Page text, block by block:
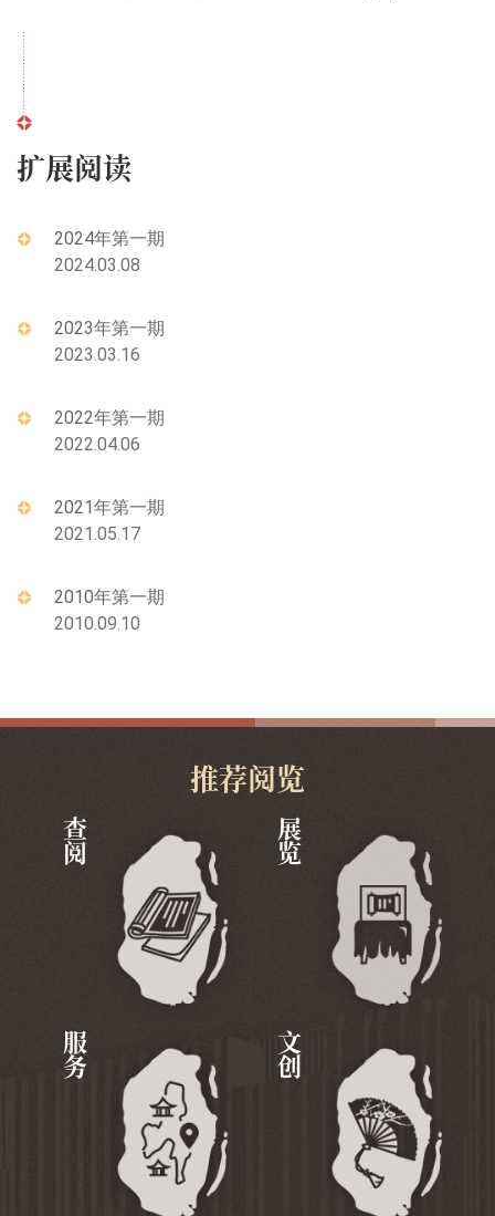
扩展阅读
2024年第一期
2024.03.08
2023年第一期
2023.03.16
2022年第一期
2022.04.06
2021年第一期
2021.05.17
2010年第一期
2010.09.10
推荐阅览
查阅 展览
服务 文创